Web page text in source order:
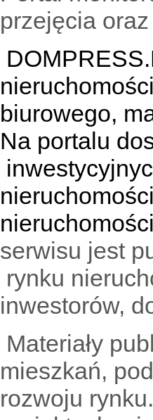
przejęcia
biurowego,
Na portalu
serwisu jest
rynku
inwestorów,
Materiały
mieszkań,
rozwoju